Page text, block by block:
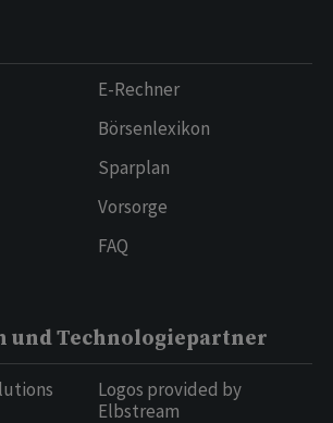
E-Rechner
Börsenlexikon
Sparplan
Vorsorge
FAQ
und Technologiepartner
Logos provided by
Elbstream